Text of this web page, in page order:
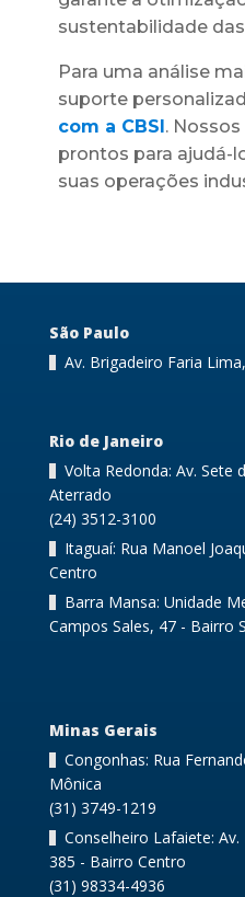
sustentabilidade
Para uma análise
suporte
com a CBSI.
prontos para ajudá-
suas operações
São Paulo
Av. Brigadeiro Faria
Rio de Janeiro
Volta Redonda: Av. Sete
Aterrado
(24) 3512-3100
Itaguaí: Rua Manoel
Centro
Barra Mansa: Unidade
Campos Sales, 47 - Bairro
Minas Gerais
Congonhas: Rua
Mônica
(31) 3749-1219
Conselheiro Lafaiete:
385 - Bairro Centro
(31) 98334-4936